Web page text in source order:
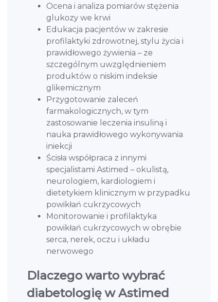
Ocena i analiza pomiarów stężenia
glukozy we krwi
Edukacja pacjentów w zakresie
profilaktyki zdrowotnej, stylu życia i
prawidłowego żywienia – ze
szczególnym uwzględnieniem
produktów o niskim indeksie
glikemicznym
Przygotowanie zaleceń
farmakologicznych, w tym
zastosowanie leczenia insuliną i
nauka prawidłowego wykonywania
iniekcji
Ścisła współpraca z innymi
specjalistami Astimed – okulistą,
neurologiem, kardiologiem i
dietetykiem klinicznym w przypadku
powikłań cukrzycowych
Monitorowanie i profilaktyka
powikłań cukrzycowych w obrębie
serca, nerek, oczu i układu
nerwowego
Dlaczego warto wybrać
diabetologię w Astimed